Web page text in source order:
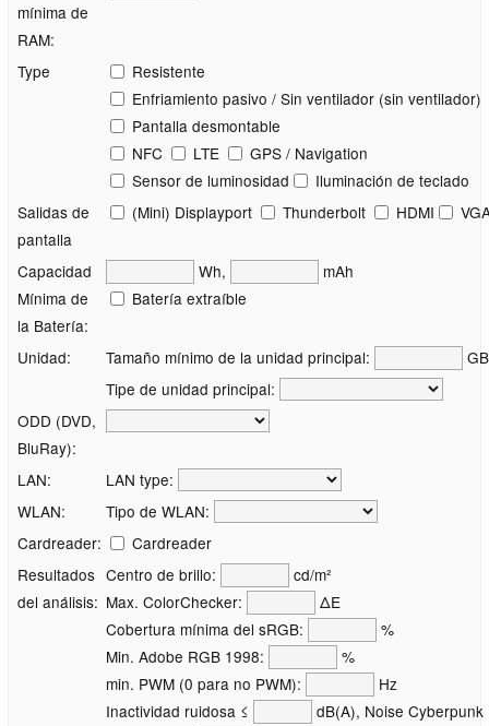
mínima de
RAM:
Type
Resistente
Enfriamiento pasivo / Sin ventilador (sin ventilador)
Pantalla desmontable
NFC
LTE
GPS / Navigation
Sensor de luminosidad
Iluminación de teclado
Salidas de
pantalla
(Mini) Displayport Thunderbolt HDMI
Capacidad
Mínima de
la Batería:
Wh,
mAh
Batería extraíble
Unidad: Tamaño mínimo de la unidad principal:
GB
Tipe de unidad principal:
ODD (DVD,
BluRay):
LAN:
LAN type:
WLAN:
Tipo de WLAN:
Cardreader:
Cardreader
Resultados
del análisis:
Centro de brillo:
cd/m²
Max. ColorChecker:
ΔE
Cobertura mínima del sRGB:
%
Min. Adobe RGB 1998:
%
min. PWM (0 para no PWM):
Hz
Inactividad ruidosa ≤
dB(A), Noise Cyberpunk